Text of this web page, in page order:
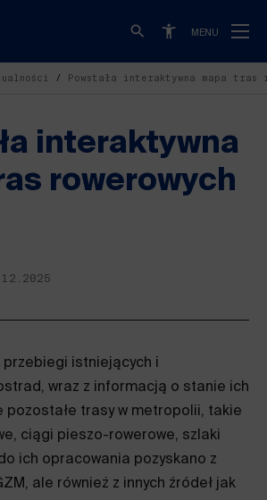
MENU
Powstała interaktywna mapa tras
interaktywna
rowerowych
przebiegi istniejących i
wraz z informacją o stanie ich
pozostałe trasy w metropolii, takie
ciągi pieszo-rowerowe, szlaki
ich opracowania pozyskano z
ale również z innych źródeł jak